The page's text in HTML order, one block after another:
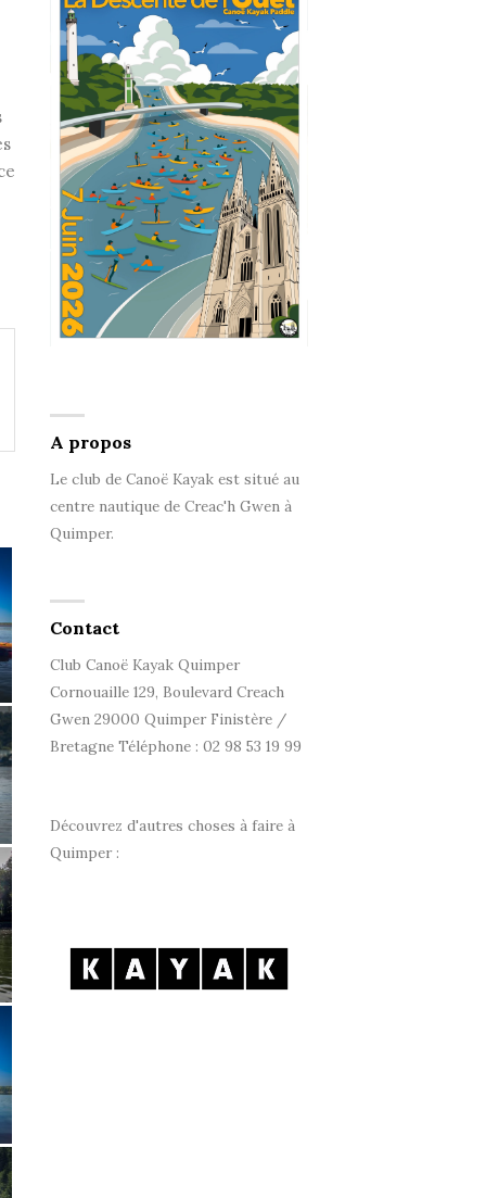
A propos
Le club de Canoë Kayak est situé au
centre nautique de Creac'h Gwen à
Quimper.
Contact
Club Canoë Kayak Quimper
Cornouaille 129, Boulevard Creach
Gwen 29000 Quimper Finistère /
Bretagne Téléphone : 02 98 53 19 99
Découvrez d'autres choses à faire à
Quimper :